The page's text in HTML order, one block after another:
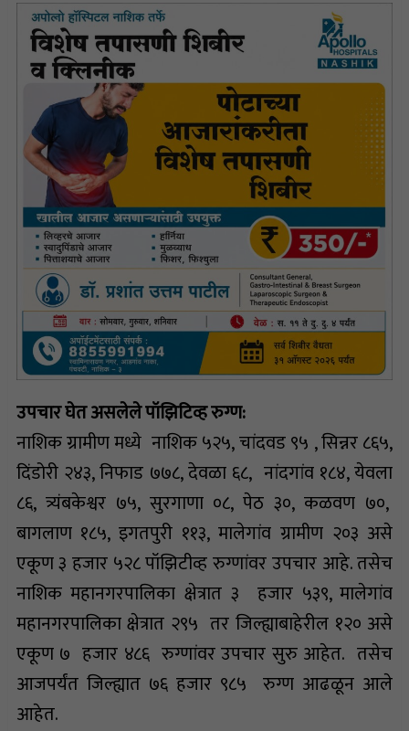
उपचार घेत असलेले पॉझिटिव्ह रुग्ण:
नाशिक ग्रामीण मध्ये नाशिक ५२५, चांदवड ९५ , सिन्नर ८६५,
दिंडोरी २४३, निफाड ७७८, देवळा ६८, नांदगांव १८४, येवला
८६, त्र्यंबकेश्वर ७५, सुरगाणा ०८, पेठ ३०, कळवण ७०,
बागलाण १८५, इगतपुरी ११३, मालेगांव ग्रामीण २०३ असे
एकूण ३ हजार ५२८ पॉझिटीव्ह रुग्णांवर उपचार आहे. तसेच
नाशिक महानगरपालिका क्षेत्रात ३ हजार ५३९, मालेगांव
महानगरपालिका क्षेत्रात २९५ तर जिल्ह्याबाहेरील १२० असे
एकूण ७ हजार ४८६ रुग्णांवर उपचार सुरु आहेत. तसेच
आजपर्यंत जिल्ह्यात ७६ हजार ९८५ रुग्ण आढळून आले
आहेत.